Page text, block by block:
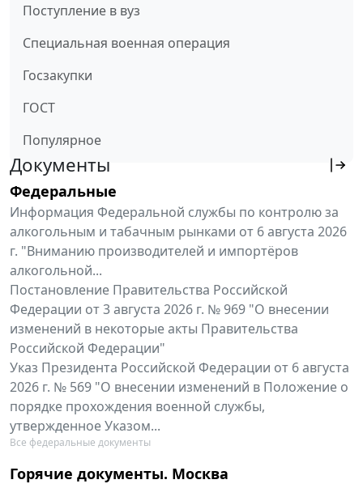
Поступление в вуз
Специальная военная операция
Госзакупки
ГОСТ
Популярное
Документы
Федеральные
Информация Федеральной службы по контролю за
алкогольным и табачным рынками от 6 августа 2026
г. "Вниманию производителей и импортёров
алкогольной...
Постановление Правительства Российской
Федерации от 3 августа 2026 г. № 969 "О внесении
изменений в некоторые акты Правительства
Российской Федерации"
Указ Президента Российской Федерации от 6 августа
2026 г. № 569 "О внесении изменений в Положение о
порядке прохождения военной службы,
утвержденное Указом...
Все федеральные документы
Горячие документы. Москва